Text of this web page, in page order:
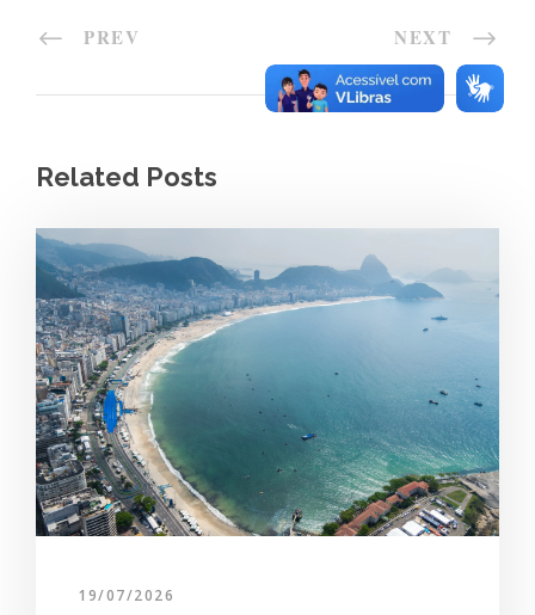
PREV NEXT
Related Posts
19/07/2026